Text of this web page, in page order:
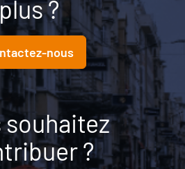
?
nous
souhaitez
?